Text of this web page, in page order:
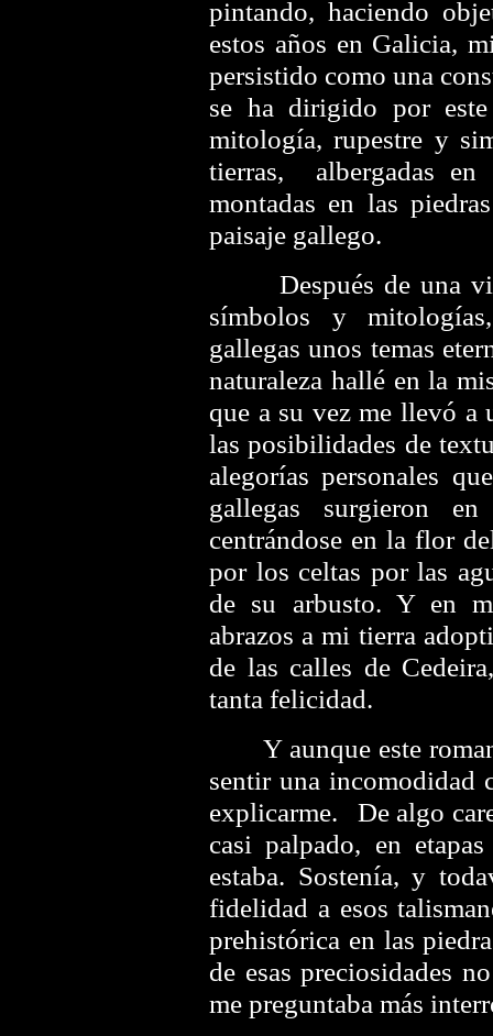
pintando, haciendo
estos años en Galicia,
persistido como una
se ha dirigido por este
mitología, rupestre y
tierras, albergadas
montadas en las
paisaje gallego.
Después de una
símbolos y
gallegas unos temas
naturaleza hallé en la
que a su vez me llevó a
las posibilidades de
alegorías personales
gallegas surgieron
centrándose en la flor
por los celtas por las
de su arbusto. Y en
abrazos a mi tierra
de las calles de
tanta felicidad.
Y aunque este
sentir una
explicarme. De algo
casi palpado, en
estaba. Sostenía, y
fidelidad a esos
prehistórica en las
de esas preciosidades
me preguntaba más